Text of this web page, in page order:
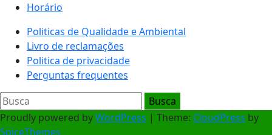
Horário
Politicas de Qualidade e Ambiental
Livro de reclamações
Politica de privacidade
Perguntas frequentes
Proudly powered byWordPress | Theme: CloudPress by
SpiceThemes